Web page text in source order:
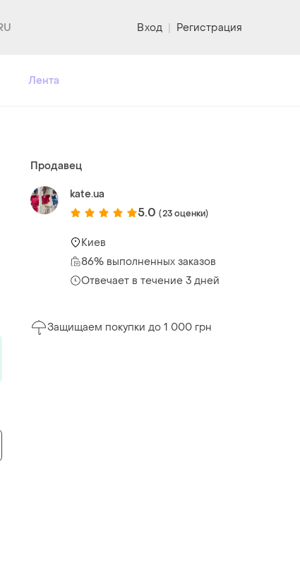
Вход | Регистрация
Лента
Продавец
kate.ua
5.0 (23 оценки)
Киев
86% выполненных заказов
Отвечает в течение 3 дней
Защищаем покупки до 1 000 грн